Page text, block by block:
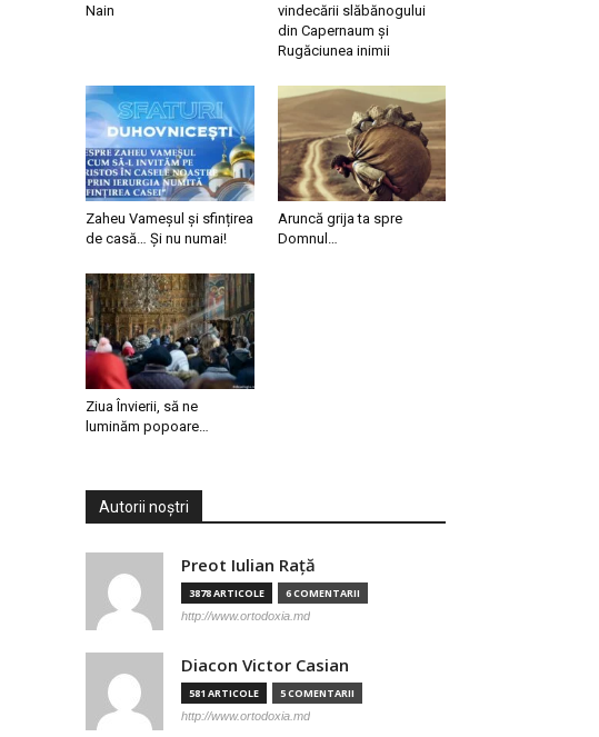
Nain
vindecării slăbănogului
din Capernaum și
Rugăciunea inimii
Zaheu Vameșul și sfințirea
de casă… Și nu numai!
Aruncă grija ta spre
Domnul…
Ziua Învierii, să ne
luminăm popoare…
Autorii noștri
Preot Iulian Raţă
3878 ARTICOLE 6 COMENTARII
http://www.ortodoxia.md
Diacon Victor Casian
581 ARTICOLE 5 COMENTARII
http://www.ortodoxia.md